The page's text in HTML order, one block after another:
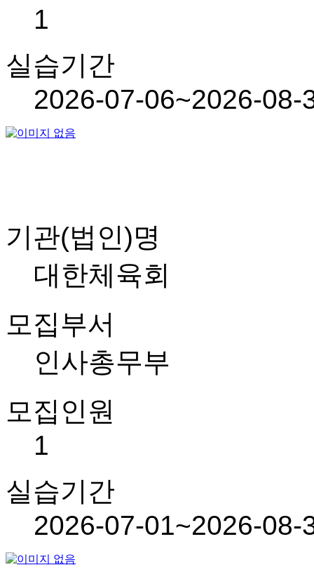
1
실습기간
2026-07-06~2026-08-
기관(법인)명
대한체육회
모집부서
인사총무부
모집인원
1
실습기간
2026-07-01~2026-08-